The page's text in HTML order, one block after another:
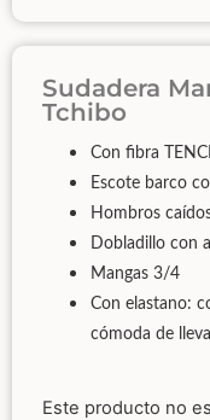
Sudadera
Tchibo
Con fibra
Escote barco
Hombros
Dobladillo con
Mangas 3/4
Con elastano:
cómoda de
Este producto no